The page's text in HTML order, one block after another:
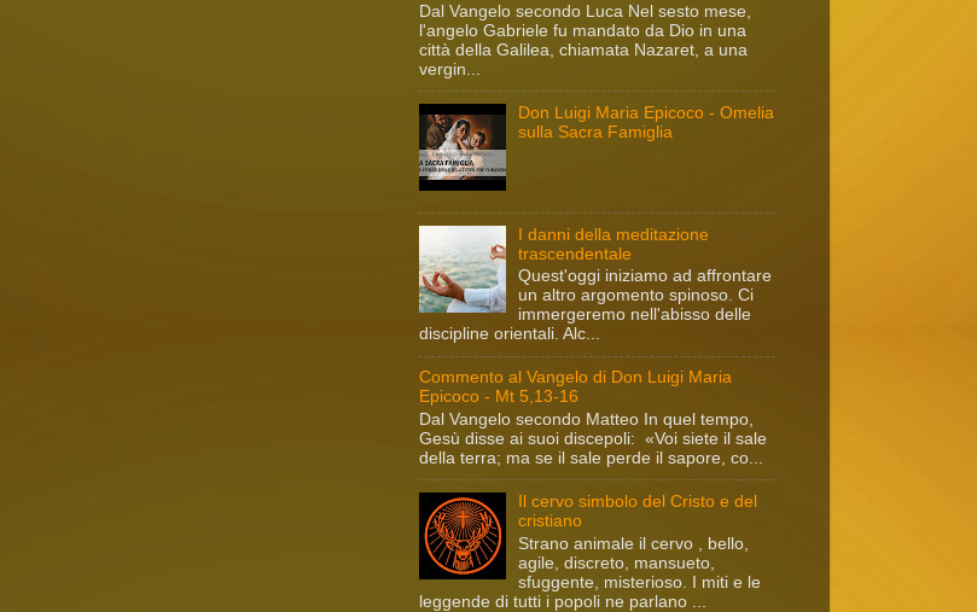
Dal Vangelo secondo Luca Nel sesto mese,
l'angelo Gabriele fu mandato da Dio in una
città della Galilea, chiamata Nazaret, a una
vergin...
Don Luigi Maria Epicoco - Omelia
sulla Sacra Famiglia
I danni della meditazione
trascendentale
Quest'oggi iniziamo ad affrontare
un altro argomento spinoso. Ci
immergeremo nell'abisso delle
discipline orientali. Alc...
Commento al Vangelo di Don Luigi Maria
Epicoco - Mt 5,13-16
Dal Vangelo secondo Matteo In quel tempo,
Gesù disse ai suoi discepoli: «Voi siete il sale
della terra; ma se il sale perde il sapore, co...
Il cervo simbolo del Cristo e del
cristiano
Strano animale il cervo , bello,
agile, discreto, mansueto,
sfuggente, misterioso. I miti e le
leggende di tutti i popoli ne parlano ...